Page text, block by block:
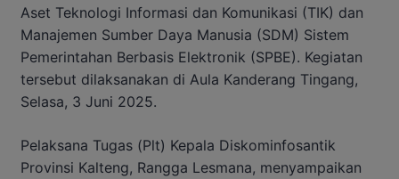
Aset Teknologi Informasi dan Komunikasi (TIK) dan
Manajemen Sumber Daya Manusia (SDM) Sistem
Pemerintahan Berbasis Elektronik (SPBE). Kegiatan
tersebut dilaksanakan di Aula Kanderang Tingang,
Selasa, 3 Juni 2025.
Pelaksana Tugas (Plt) Kepala Diskominfosantik
Provinsi Kalteng, Rangga Lesmana, menyampaikan